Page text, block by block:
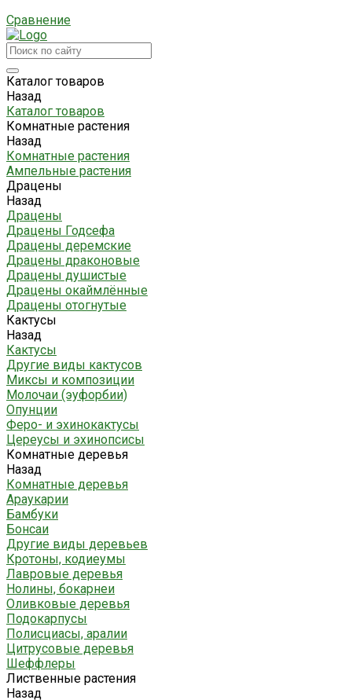
Сравнение
Каталог товаров
Назад
Каталог товаров
Комнатные растения
Назад
Комнатные растения
Ампельные растения
Драцены
Назад
Драцены
Драцены Годсефа
Драцены деремские
Драцены драконовые
Драцены душистые
Драцены окаймлённые
Драцены отогнутые
Кактусы
Назад
Кактусы
Другие виды кактусов
Миксы и композиции
Молочаи (эуфорбии)
Опунции
Феро- и эхинокактусы
Цереусы и эхинопсисы
Комнатные деревья
Назад
Комнатные деревья
Араукарии
Бамбуки
Бонсаи
Другие виды деревьев
Кротоны, кодиеумы
Лавровые деревья
Нолины, бокарнеи
Оливковые деревья
Подокарпусы
Полисциасы, аралии
Цитрусовые деревья
Шеффлеры
Лиственные растения
Назад